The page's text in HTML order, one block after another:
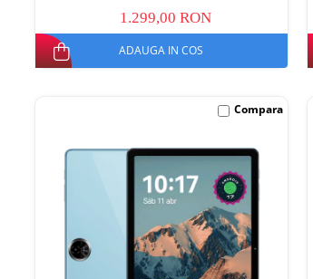
1.299,00 RON
ADAUGA IN COS
Compara